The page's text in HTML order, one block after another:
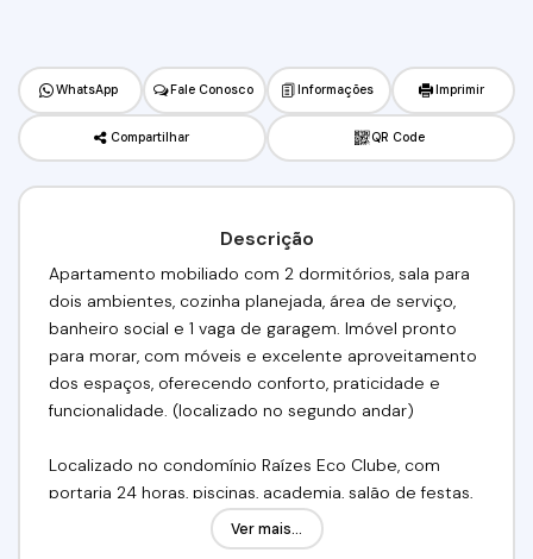
WhatsApp Fale Conosco Informações Imprimir
Compartilhar QR Code
Descrição
Apartamento mobiliado com 2 dormitórios, sala para
dois ambientes, cozinha planejada, área de serviço,
banheiro social e 1 vaga de garagem. Imóvel pronto
para morar, com móveis e excelente aproveitamento
dos espaços, oferecendo conforto, praticidade e
funcionalidade. (localizado no segundo andar)
Localizado no condomínio Raízes Eco Clube, com
portaria 24 horas, piscinas, academia, salão de festas,
churrasqueiras, playground, quadras esportivas,
espaço pet e ampla área verde. Excelente localização,
Ver mais...